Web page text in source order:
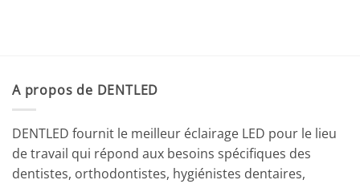
A propos de DENTLED
DENTLED fournit le meilleur éclairage LED pour le lieu
de travail qui répond aux besoins spécifiques des
dentistes, orthodontistes, hygiénistes dentaires,